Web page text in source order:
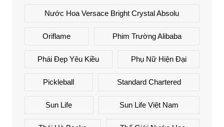
Nước Hoa Versace Bright Crystal Absolu
Oriflame Phim Trường Alibaba
Phái Đẹp Yêu Kiều Phụ Nữ Hiện Đại
Pickleball Standard Chartered
Sun Life Sun Life Việt Nam